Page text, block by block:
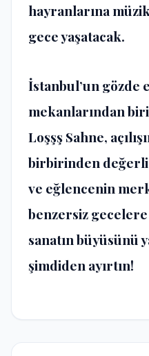
hayranlarına
gece yaşatacak.
İstanbul’un gözde
mekanlarından
Loşşş Sahne,
birbirinden değerli
ve eğlencenin
benzersiz
sanatın büyüsünü
şimdiden ayırtın!